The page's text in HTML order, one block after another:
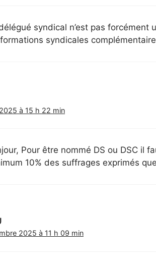
syndical n’est pas forcément
syndicales
à 15 h 22 min
Pour être nommé DS ou DSC il
10% des suffrages exprimés
2025 à 11 h 09 min